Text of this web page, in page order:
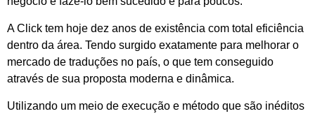
A Click tem hoje dez anos de existência com total eficiência
dentro da área. Tendo surgido exatamente para melhorar o
mercado de traduções no país, o que tem conseguido
através de sua proposta moderna e dinâmica.
Utilizando um meio de execução e método que são inéditos